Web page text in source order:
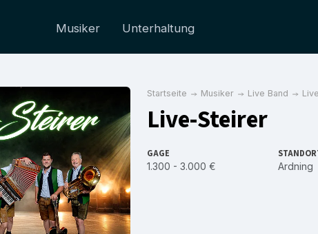
Musiker Unterhaltung
Startseite Musiker Live Band
Live-Steirer
GAGE
1.300 - 3.000 € Ardning